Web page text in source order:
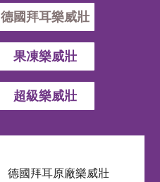
德國拜耳樂威壯
果凍樂威壯
超級樂威壯
德國拜耳原廠樂威壯